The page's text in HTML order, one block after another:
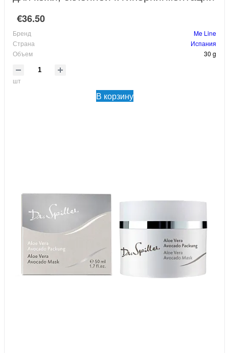
€36.50
Бренд
Me Line
Страна
Испания
Объем
30 g
шт
В корзину